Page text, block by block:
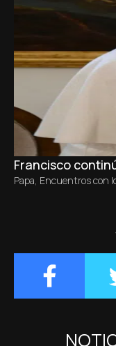
Francisco
Papa, Encuentros con